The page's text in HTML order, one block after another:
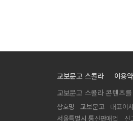
교보문고 스콜라 이용
교보문고 스콜라 콘텐츠
상호명 교보문고 대표이
서울특별시 통신판매업
신